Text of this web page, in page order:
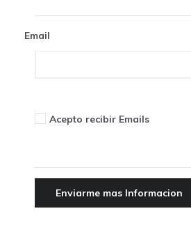
Email
Acepto recibir Emails